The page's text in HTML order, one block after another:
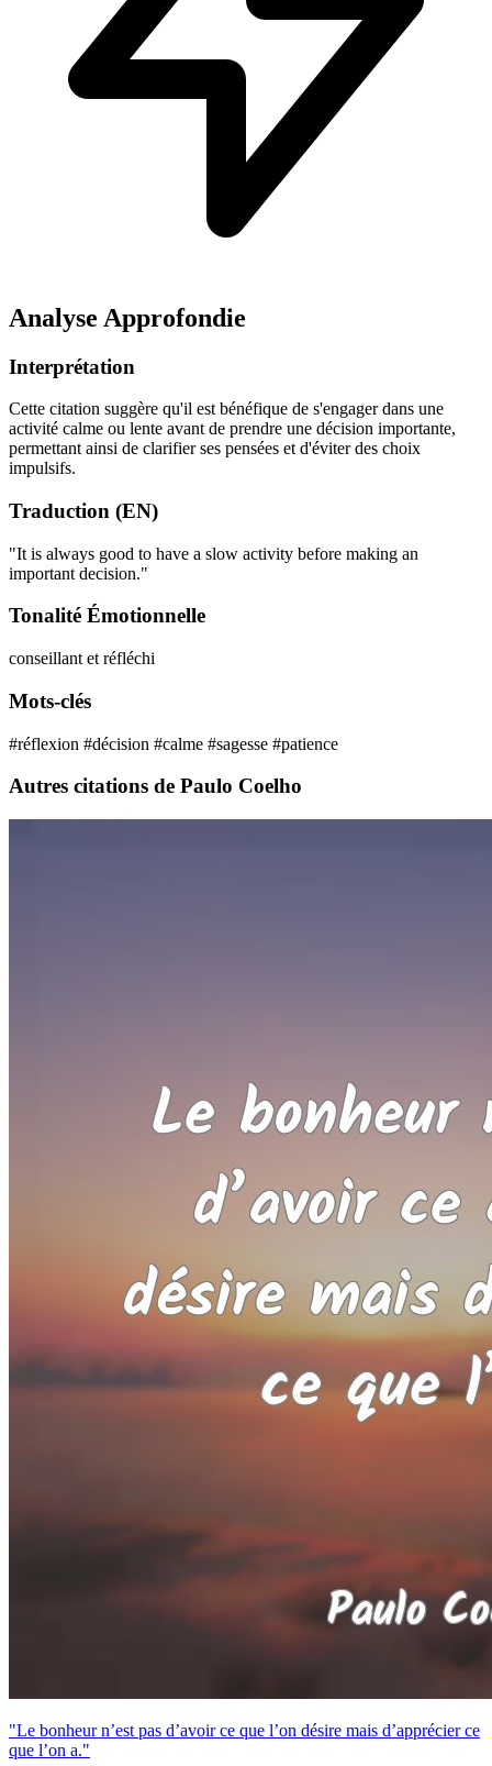
Analyse Approfondie
Interprétation
Cette citation suggère qu'il est bénéfique de s'engager dans une
activité calme ou lente avant de prendre une décision importante,
permettant ainsi de clarifier ses pensées et d'éviter des choix
impulsifs.
Traduction (EN)
"It is always good to have a slow activity before making an
important decision."
Tonalité Émotionnelle
conseillant et réfléchi
Mots-clés
#réflexion #décision #calme #sagesse #patience
Autres citations de Paulo Coelho
"Le bonheur n’est pas d’avoir ce que l’on désire mais d’apprécier ce
que l’on a."